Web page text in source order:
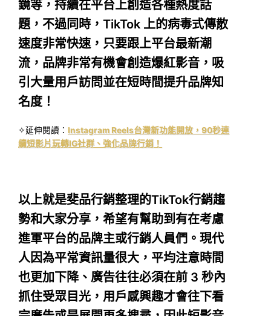
鏡等，持續在平台上創造各種熱度話
題，不過同時，TikTok 上的病毒式傳散
速度非常快速，只要跟上平台最新潮
流，品牌非常有機會創造爆紅影音，吸
引大量用戶訪問並在短時間提升品牌知
名度！
✧延伸閱讀： Instagram Reels台灣新功能開放，90秒連
續短影片玩轉IG社群、強化品牌行銷！
以上就是斐品行銷整理的TikTok行銷趨
勢和大家分享，希望有幫助到有在考慮
進軍平台的品牌主或行銷人員們。現代
人因為平常資訊量很大，平均注意時間
也更加下降、廣告往往必須在前 3 秒內
抓住受眾目光，用戶感興趣才會往下看